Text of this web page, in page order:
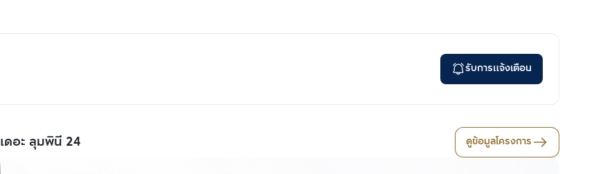
รับการแจ้งเตือน
เดอะ ลุมพินี 24 ดูข้อมูลโครงการ